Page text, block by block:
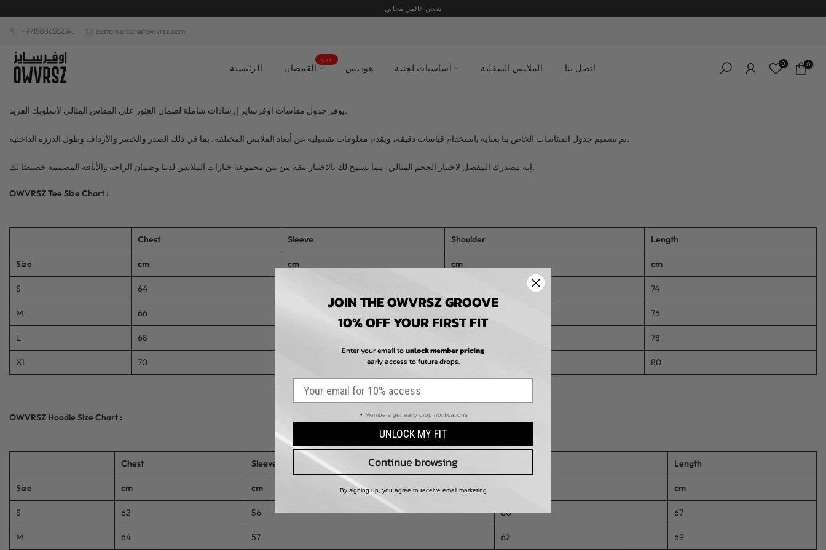
إلى
شحن عالمي مجاني
+971508655259. customercare@owvrsz.com
الرئيسية القمصان
جديد
هوديس أساسيات لحنية الملابس السفلية اتصل بنا 0 0
يوفر جدول مقاسات اوفرسايز إرشادات شاملة لضمان العثور على المقاس المثالي لأسلوبك الفريد.
تم تصميم جدول المقاسات الخاص بنا بعناية باستخدام قياسات دقيقة، ويقدم معلومات تفصيلية عن أبعاد الملابس المختلفة، بما في ذلك الصدر والخصر والأرداف وطول الدرزة الداخلية.
إنه مصدرك المفضل لاختيار الحجم المثالي، مما يسمح لك بالاختيار بثقة من بين مجموعة خيارات الملابس لدينا وضمان الراحة والأناقة المصممة خصيصًا لك.
OWVRSZ Tee Size Chart :
Chest Sleeve Shoulder Length
Size cm cm cm cm
S 64 74
M 66 76
L 68 78
XL 70 65 80
OWVRSZ Hoodie Size Chart :
Chest Sleeve Length Length
Size cm cm cm
S 62 56 60 67
M 64 57 62 69
JOIN THE OWVRSZ GROOVE
10% OFF YOUR FIRST FIT
Enter your email tounlock member pricing
early access to future drops.
⚡ Members get early drop notifications
UNLOCK MY FIT
Continue browsing
By signing up, you agree to receive email marketing